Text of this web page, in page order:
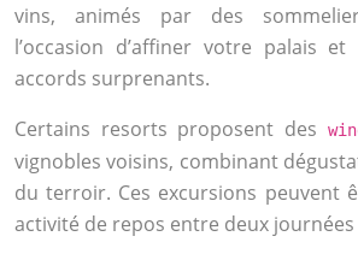
vins, animés par des
l’occasion d’affiner votre palais
accords surprenants.
Certains resorts proposent des
vignobles voisins, combinant
du terroir. Ces excursions peuvent
activité de repos entre deux